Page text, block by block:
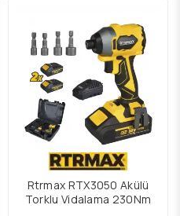
Rtrmax RTX3050 Akülü
Torklu Vidalama 230Nm